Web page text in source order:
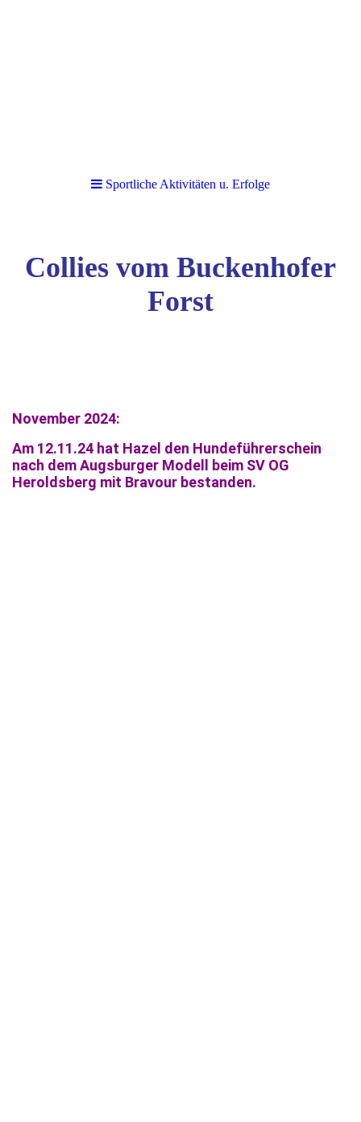
Sportliche Aktivitäten u. Erfolge
Collies vom Buckenhofer
Forst
November 2024:
Am 12.11.24 hat Hazel den Hundeführerschein
nach dem Augsburger Modell beim SV OG
Heroldsberg mit Bravour bestanden.